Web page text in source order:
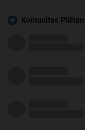
Komunitas Pilihan